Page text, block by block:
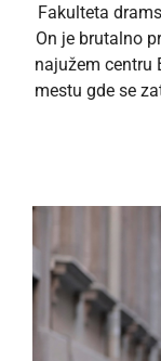
Fakulteta
On je brutalno
najužem centru
mestu gde se